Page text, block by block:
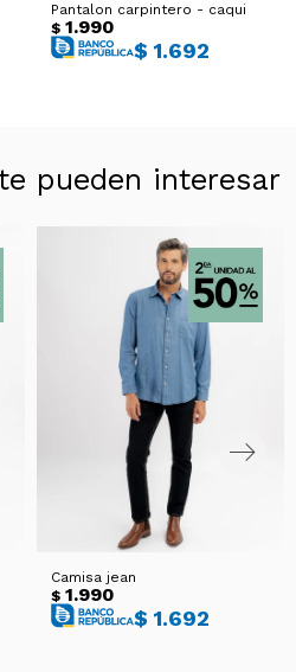
Pantalon carpintero - caqui
$ 1.990
$ 1.692
pueden interesar
Camisa jean
$ 1.990
$ 1.692